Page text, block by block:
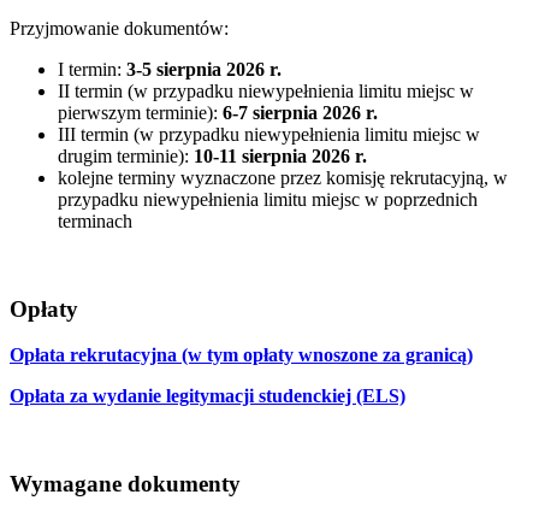
Przyjmowanie dokumentów:
I termin: 3-5 sierpnia 2026 r.
II termin (w przypadku niewypełnienia limitu miejsc w
pierwszym terminie): 6-7 sierpnia 2026 r.
III termin (w przypadku niewypełnienia limitu miejsc w
drugim terminie): 10-11 sierpnia 2026 r.
kolejne terminy wyznaczone przez komisję rekrutacyjną, w
przypadku niewypełnienia limitu miejsc w poprzednich
terminach
Opłaty
Opłata rekrutacyjna (w tym opłaty wnoszone za granicą)
Opłata za wydanie legitymacji studenckiej (ELS)
Wymagane dokumenty